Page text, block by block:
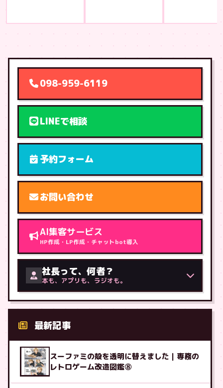
098-959-6119
LINEで相談
予約フォーム
お問い合わせ
AI集客サービス
HP作成・LP作成・チャットbot導入
社長って、何者？
本も、アプリも、ラジオも。
最新記事
スーファミの殻を透明に替えました｜専務の
レトロゲーム改造図鑑⑧